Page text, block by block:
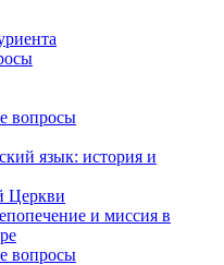
вопросы
язык: история и
Церкви
и миссия в
вопросы